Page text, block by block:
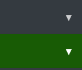
▾
▾